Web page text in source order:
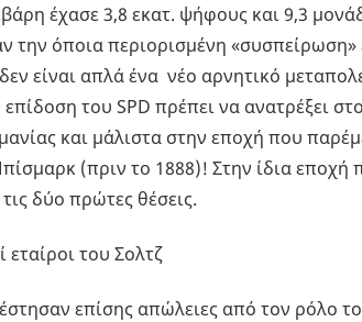
έχασε 3,8 εκατ. ψή­φους και 9,3
την όποια πε­ριο­ρι­σμέ­νη
είναι απλά ένα νέο αρ­νη­τι­κό
επί­δο­ση του SPD πρέ­πει να ανα­τρέ­ξει
και μά­λι­στα στην εποχή που
(πριν το 1888)! Στην ίδια εποχή
δύο πρώ­τες θέ­σεις.
εταί­ροι του Σολτζ
επί­σης απώ­λειες από τον ρόλο